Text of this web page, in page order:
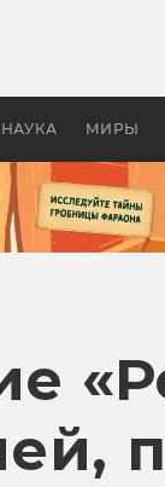
НАУКА МИРЫ
«Властелина